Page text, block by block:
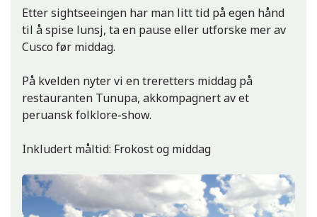
Etter sightseeingen har man litt tid på egen hånd
til å spise lunsj, ta en pause eller utforske mer av
Cusco før middag.
På kvelden nyter vi en treretters middag på
restauranten Tunupa, akkompagnert av et
peruansk folklore-show.
Inkludert måltid: Frokost og middag